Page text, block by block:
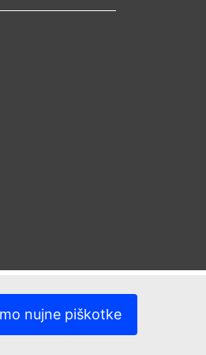
nujne piškotke